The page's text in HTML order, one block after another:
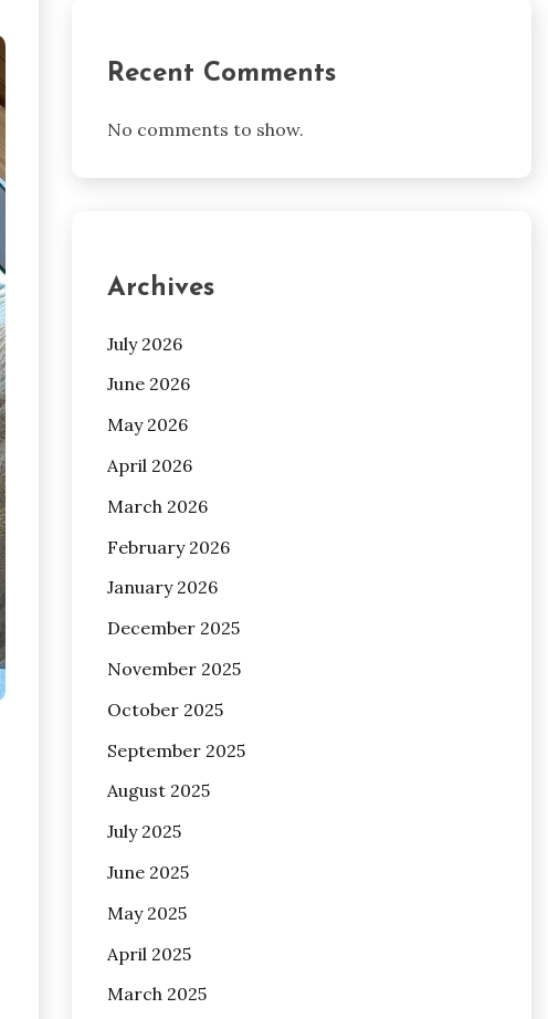
Recent Comments
No comments to show.
Archives
July 2026
June 2026
May 2026
April 2026
March 2026
February 2026
January 2026
December 2025
November 2025
October 2025
September 2025
August 2025
July 2025
June 2025
May 2025
April 2025
March 2025